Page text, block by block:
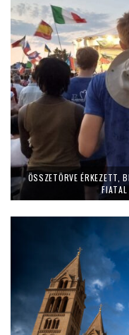
ÖSSZETÖRVE ÉRKEZETT,